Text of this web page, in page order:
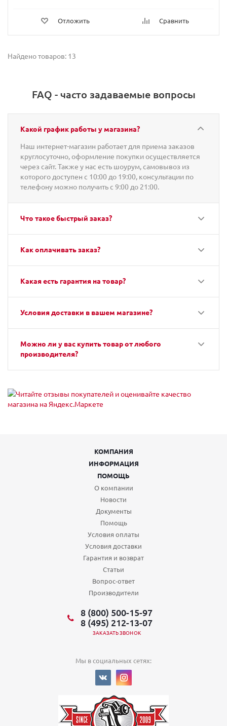
Отложить Сравнить
Найдено товаров: 13
FAQ - часто задаваемые вопросы
Какой график работы у магазина?
Наш интернет-магазин работает для приема заказов
круглосуточно, оформление покупки осуществляется
через сайт. Также у нас есть шоурум, самовывоз из
которого доступен с 10:00 до 19:00, консультации по
телефону можно получить с 9:00 до 21:00.
Что такое быстрый заказ?
Как оплачивать заказ?
Какая есть гарантия на товар?
Условия доставки в вашем магазине?
Можно ли у вас купить товар от любого
производителя?
КОМПАНИЯ
ИНФОРМАЦИЯ
ПОМОЩЬ
О компании
Новости
Документы
Помощь
Условия оплаты
Условия доставки
Гарантия и возврат
Статьи
Вопрос-ответ
Производители
8 (800) 500-15-97
8 (495) 212-13-07
ЗАКАЗАТЬ ЗВОНОК
Мы в социальных сетях: